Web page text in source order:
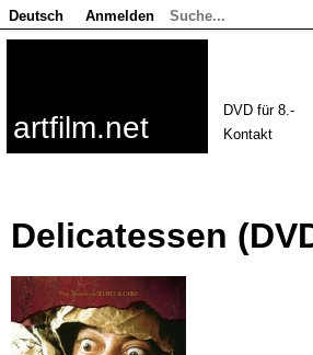
artfilm.net
DVD für 8.-
Kontakt
Delicatessen
Deutsch Anmelden